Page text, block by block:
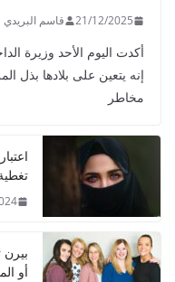
p
i
n
p
c
t
21/12/2025 قاسم البريدي
أكدت اليوم الأحد وزيرة
إنه يتعين على بلادها بذل
مخاطر
أو